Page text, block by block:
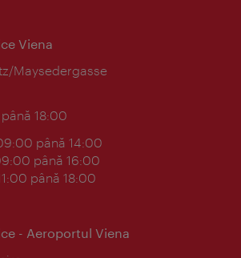
Viena
Maysedergasse
18:00
până 14:00
până 16:00
până 18:00
- Aeroportul Viena